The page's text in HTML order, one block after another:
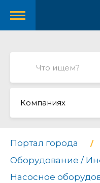
Компаниях
Портал города
Оборудование /
Насосное